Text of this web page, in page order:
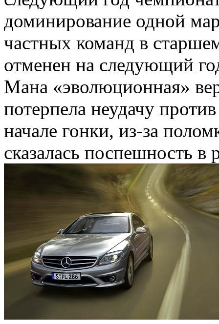
доминирование одной
частных команд в
отменен на следующий
Мана «эволюционная»
потерпела неудачу
начале гонки, из-за
сказалась поспешность в